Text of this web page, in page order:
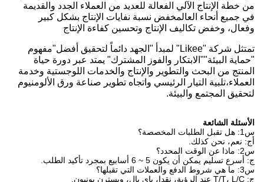
من خطة الإنتاج الآلي الفعالة للعديد من العملاء الجدد والقديمة
في جميع أنحاء العالمخفض نسبة نفايات الإنتاج بشكل كبير
وفعال، وخفض تكاليف الإنتاج وتحسين كفاءة الإنتاج
تمتثل شركة "Likee" لمبدأ "الجهد دائماً لتحقيق أفضل"مفهوم
"حماية البيئة""الابتكار والفوز المشترك" يمتد عبر دورة حياة
المنتج من البحث والتطوير والإنتاج والخدمات اللوجستية وخدمة
العملاء،تلبية التيار الرئيسي واتجاه تطوير صناعة ورق الألومنيوم
لتحقيق المجتمع والبيئة.
الأسئلة الشائعة
س1: هل تقبل الطلبات المخصصة؟
أج: نعم، نحن كذلك.
س2: ماذا عن الوقت المحدد؟
ج: أسرع تسليم يمكن أن يكون 5 ~ 6 أسابيع بمجرد تأكيد الطلب.
س3: ما هي شروط الدفع والعملات التي تقبلها؟
ج: T/T، L/C عند الرؤية، نقدا، باي بال، ويسترن يونيون.